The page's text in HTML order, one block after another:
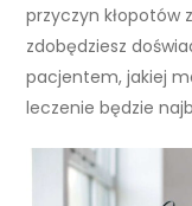
przyczyn kłopotów
zdobędziesz
pacjentem, jakiej
leczenie będzie